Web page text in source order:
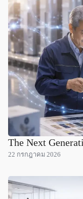
The Next
22 กรกฎาคม 2026